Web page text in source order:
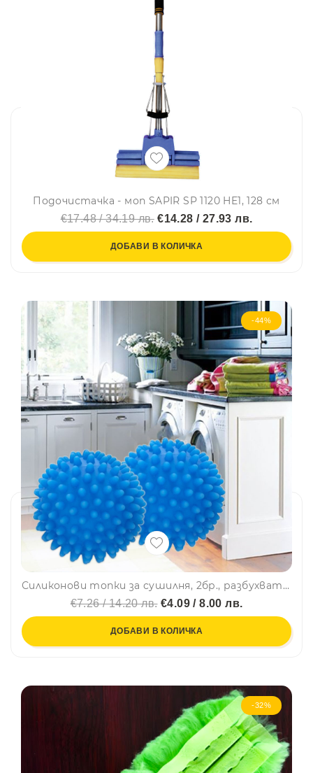
Подочистачка - моп SAPIR SP 1120 HE1, 128 см
€17.48 / 34.19 лв.€14.28 / 27.93 лв.
ДОБАВИ В КОЛИЧКА
-44%
Силиконови топки за сушилня, 2бр., разбухват и съживяват тъканите
€7.26 / 14.20 лв.€4.09 / 8.00 лв.
ДОБАВИ В КОЛИЧКА
-32%